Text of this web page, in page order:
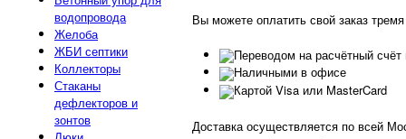
водопровода
Желоба
ЖБИ септики
Коллекторы
Стаканы
дефлекторов и
зонтов
Вы можете оплатить свой заказ
Переводом на расчётный счёт
Наличными в офисе
Картой Visa или MasterCard
Доставка осуществляется по всей